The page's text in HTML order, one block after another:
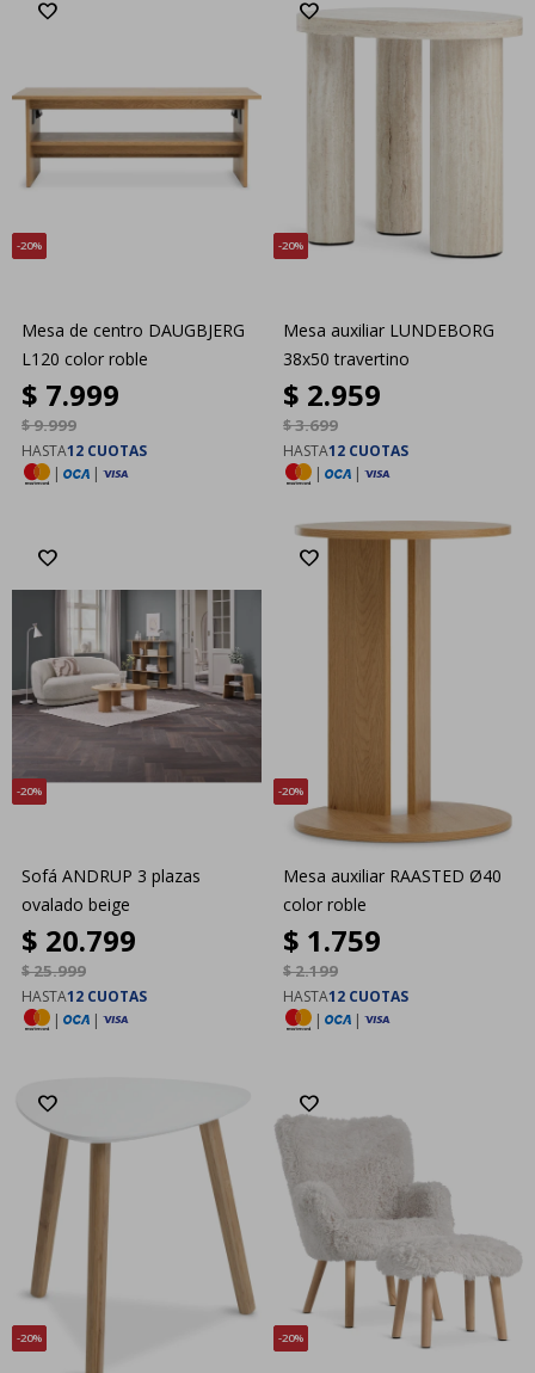
20
Mesa de centro DAUGBJERG
L120 color roble
$ 7.999
$9.999
HASTA12 CUOTAS
|
|
20
Mesa auxiliar LUNDEBORG
38x50 travertino
$ 2.959
$3.699
HASTA12 CUOTAS
|
|
20
Sofá ANDRUP 3 plazas
ovalado beige
$ 20.799
$25.999
HASTA12 CUOTAS
|
|
20
Mesa auxiliar RAASTED Ø40
color roble
$ 1.759
$2.199
HASTA12 CUOTAS
|
|
20 20